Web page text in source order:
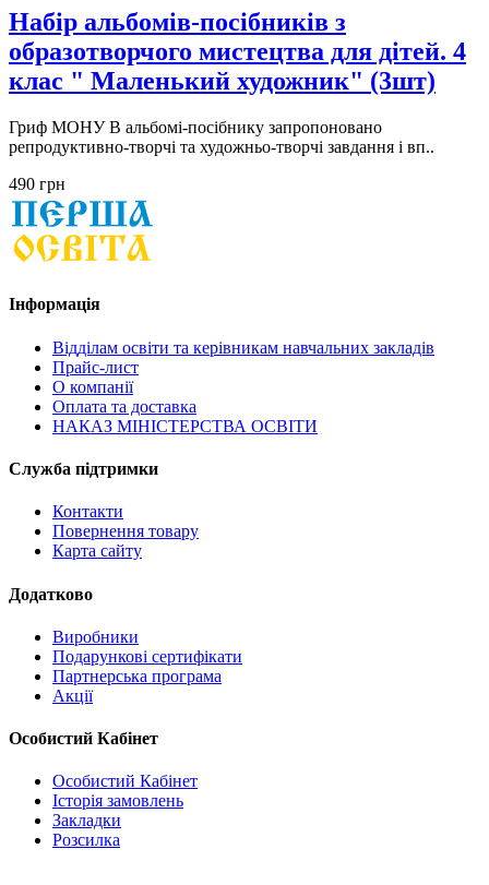
Набір альбомів-посібників з
образотворчого мистецтва для дітей. 4
клас " Маленький художник" (3шт)
Гриф МОНУ В альбомі-посібнику запропоновано
репродуктивно-творчі та художньо-творчі завдання і вп..
490 грн
Інформація
Відділам освіти та керівникам навчальних закладів
Прайс-лист
О компанії
Оплата та доставка
НАКАЗ МІНІСТЕРСТВА ОСВІТИ
Служба підтримки
Контакти
Повернення товару
Карта сайту
Додатково
Виробники
Подарункові сертифікати
Партнерська програма
Акції
Особистий Кабінет
Особистий Кабінет
Історія замовлень
Закладки
Розсилка